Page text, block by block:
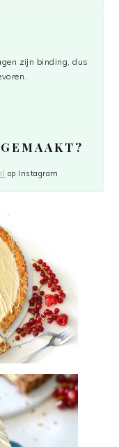
zijn binding, dus
op Instagram